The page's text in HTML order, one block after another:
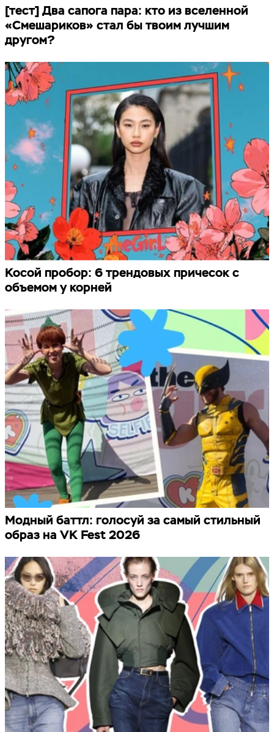
[тест] Два сапога пара: кто из вселенной
«Смешариков» стал бы твоим лучшим
другом?
Косой пробор: 6 трендовых причесок с
объемом у корней
Модный баттл: голосуй за самый стильный
образ на VK Fest 2026